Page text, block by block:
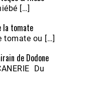
Kapia
[…]
la tomate
tomate ou […]
de Dodone
Du